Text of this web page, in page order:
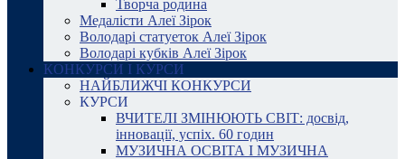
Творча родина
Медалісти Алеї Зірок
Володарі статуеток Алеї Зірок
Володарі кубків Алеї Зірок
КОНКУРСИ І КУРСИ
НАЙБЛИЖЧІ КОНКУРСИ
КУРСИ
ВЧИТЕЛІ ЗМІНЮЮТЬ СВІТ: досвід,
інновації, успіх. 60 годин
МУЗИЧНА ОСВІТА І МУЗИЧНА